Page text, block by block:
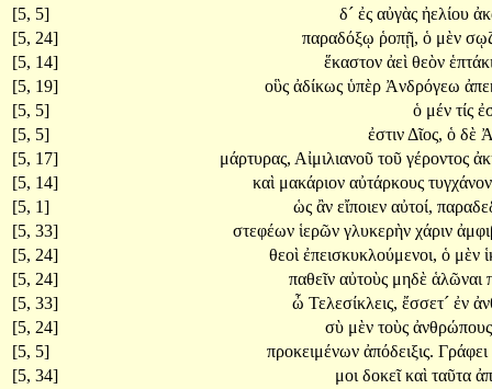
[5, 5]
δ´ ἐς αὐγὰς ἠελίου
[5, 24]
παραδόξῳ ῥοπῇ, ὁ μὲν
[5, 14]
ἕκαστον ἀεὶ θεὸν
[5, 19]
οὓς ἀδίκως ὑπὲρ Ἀνδρόγεω
[5, 5]
ὁ μέν τίς
[5, 5]
ἐστιν Δῖος, ὁ δὲ
[5, 17]
μάρτυρας, Αἰμιλιανοῦ τοῦ γέροντος
[5, 14]
καὶ μακάριον αὐτάρκους
[5, 1]
ὡς ἂν εἴποιεν αὐτοί,
[5, 33]
στεφέων ἱερῶν γλυκερὴν χάριν
[5, 24]
θεοὶ ἐπεισκυκλούμενοι, ὁ μὲν
[5, 24]
παθεῖν αὐτοὺς μηδὲ ἁλῶναι
[5, 33]
ὦ Τελεσίκλεις, ἔσσετ´ ἐν
[5, 24]
σὺ μὲν τοὺς
[5, 5]
προκειμένων ἀπόδειξις. Γράφει
[5, 34]
μοι δοκεῖκαὶ ταῦτα